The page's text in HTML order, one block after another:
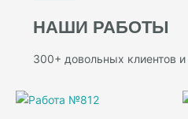
НАШИ РАБОТЫ
300+ довольных клиентов